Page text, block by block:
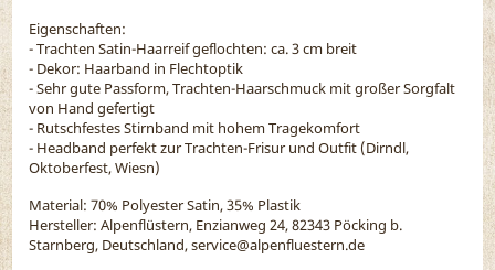
Eigenschaften:
- Trachten Satin-Haarreif geflochten: ca. 3 cm breit
- Dekor: Haarband in Flechtoptik
- Sehr gute Passform, Trachten-Haarschmuck mit großer Sorgfalt
von Hand gefertigt
- Rutschfestes Stirnband mit hohem Tragekomfort
- Headband perfekt zur Trachten-Frisur und Outfit (Dirndl,
Oktoberfest, Wiesn)
Material: 70% Polyester Satin, 35% Plastik
Hersteller: Alpenflüstern, Enzianweg 24, 82343 Pöcking b.
Starnberg, Deutschland, service@alpenfluestern.de